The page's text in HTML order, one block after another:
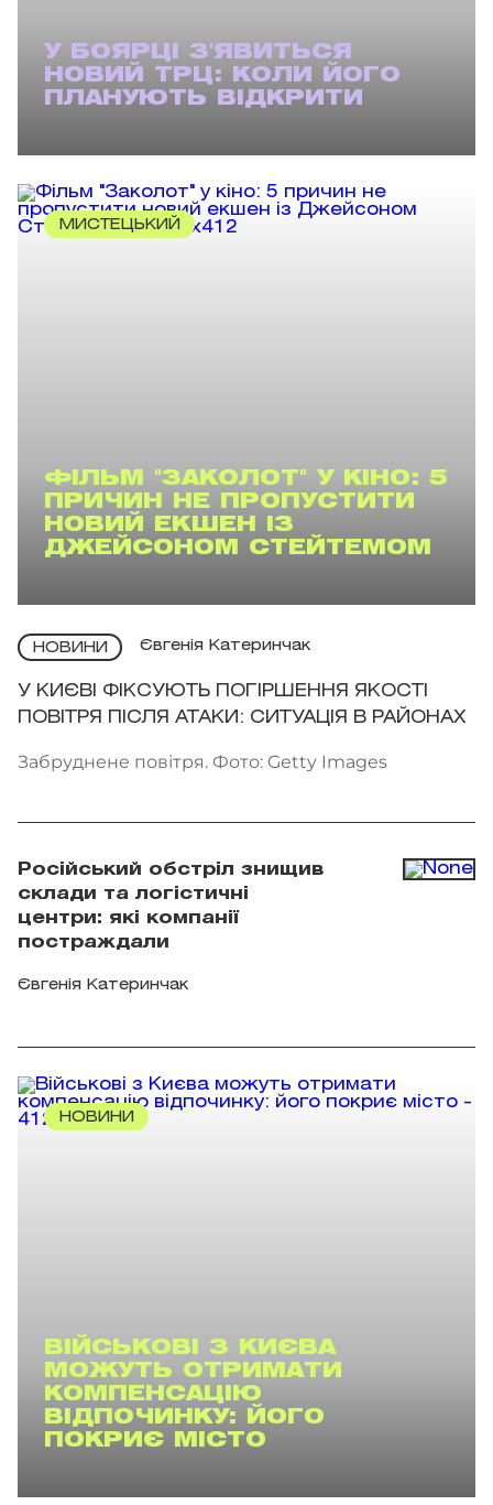
У БОЯРЦІ З'ЯВИТЬСЯ
НОВИЙ ТРЦ: КОЛИ ЙОГО
ПЛАНУЮТЬ ВІДКРИТИ
МИСТЕЦЬКИЙ
ФІЛЬМ "ЗАКОЛОТ" У КІНО: 5
ПРИЧИН НЕ ПРОПУСТИТИ
НОВИЙ ЕКШЕН ІЗ
ДЖЕЙСОНОМ СТЕЙТЕМОМ
НОВИНИ Євгенія Катеринчак
У КИЄВІ ФІКСУЮТЬ ПОГІРШЕННЯ ЯКОСТІ
ПОВІТРЯ ПІСЛЯ АТАКИ: СИТУАЦІЯ В РАЙОНАХ
Забруднене повітря. Фото: Getty Images
Російський обстріл знищив
склади та логістичні
центри: які компанії
постраждали
Євгенія Катеринчак
НОВИНИ
ВІЙСЬКОВІ З КИЄВА
МОЖУТЬ ОТРИМАТИ
КОМПЕНСАЦІЮ
ВІДПОЧИНКУ: ЙОГО
ПОКРИЄ МІСТО